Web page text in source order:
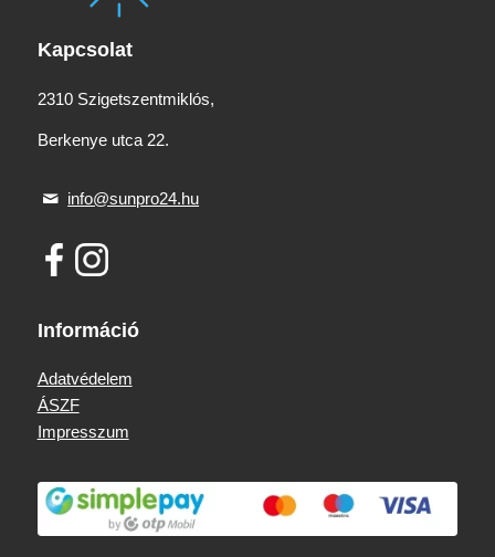
Kapcsolat
2310 Szigetszentmiklós,
Berkenye utca 22.
info@sunpro24.hu
Információ
Adatvédelem
ÁSZF
Impresszum